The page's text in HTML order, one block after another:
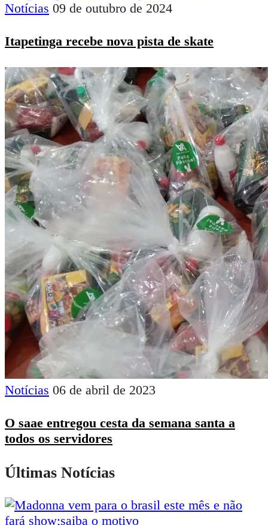
Notícias 09 de outubro de 2024
Itapetinga recebe nova pista de skate
Notícias 06 de abril de 2023
O saae entregou cesta da semana santa a
todos os servidores
Últimas Notícias